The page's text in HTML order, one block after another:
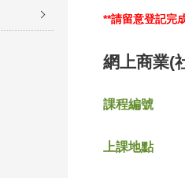
**請留意登記完
網上商業(
課程編號
上課地點